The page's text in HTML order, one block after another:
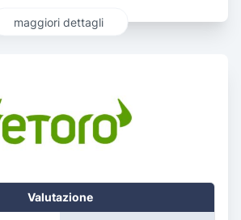
maggiori dettagli
Valutazione